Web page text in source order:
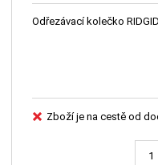
Odřezávací kolečko
Zboží je na cestě od